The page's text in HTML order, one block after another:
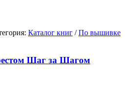
Каталог книг /По вышивке
Шаг за Шагом